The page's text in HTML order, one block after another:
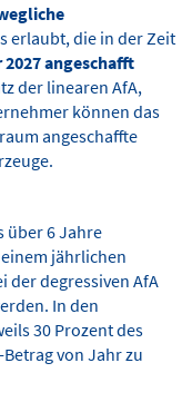
erlaubt, die in der Zeit
2027 angeschafft
der linearen AfA,
können das
angeschaffte
über 6 Jahre
jährlichen
der degressiven AfA
In den
30 Prozent des
von Jahr zu